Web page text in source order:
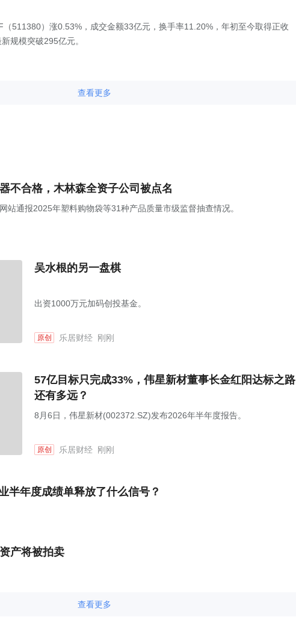
511380）涨0.53%，成交金额33亿元，换手率11.20%，年初至今取得正收
规模突破295亿元。
查看更多
不合格，木林森全资子公司被点名
站通报2025年塑料购物袋等31种产品质量市级监督抽查情况。
吴水根的另一盘棋
出资1000万元加码创投基金。
原创 乐居财经 刚刚
57亿目标只完成33%，伟星新材董事长金红阳达标之路
还有多远？
8月6日，伟星新材(002372.SZ)发布2026年半年度报告。
原创 乐居财经 刚刚
年度成绩单释放了什么信号？
产将被拍卖
查看更多